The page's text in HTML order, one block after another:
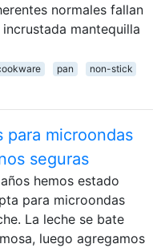
normales fallan
mantequilla
pan
non-stick
para microondas
seguras
hemos estado
para microondas
La leche se bate
luego agregamos